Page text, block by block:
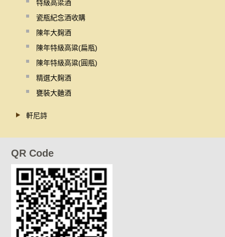
特級高梁酒
瓷瓶紀念酒收購
陳年大麹酒
陳年特級高粱(扁瓶)
陳年特級高粱(圓瓶)
精選大麹酒
甕裝大麯酒
軒尼詩
QR Code